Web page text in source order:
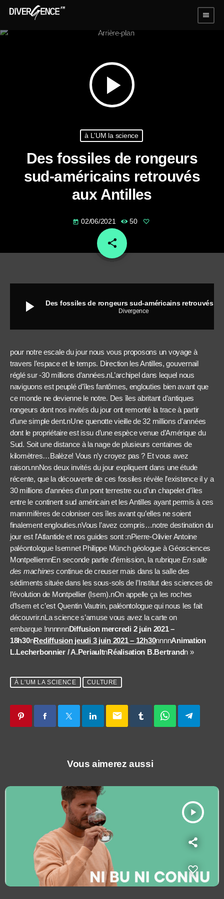
menu
play_arrow
à L'UM la science
Des fossiles de rongeurs
sud-américains retrouvés
aux Antilles
today 02/06/2021 50
share
email
play_arrow Des fossiles de rongeurs sud-américains retrouvés aux Antilles
Divergence
pour notre escale du jour nous vous proposons un voyage à
travers l’espace et le temps. Direction les Antilles, gouvernail
réglé sur -30 millions d’années.nL’archipel dans lequel nous
naviguons est peuplé d’îles fantômes, englouties bien avant que
ce monde ne devienne le notre. Des îles abritant d’antiques
rongeurs dont nos invités du jour ont remonté la trace à partir
d’une simple dent.nUne quenotte vieille de 32 millions d’années
dont le propriétaire est issu d’une espèce venue d’Amérique du
Sud. Soit une distance à la nage de plusieurs centaines de
kilomètres…Balèze! Vous n’y croyez pas ? Et vous avez
raison.nnNos deux invités du jour expliquent dans une étude
récente, que la découverte de ces fossiles révèle l’existence il y a
30 millions d’années d’un pont terrestre ou d’un chapelet d’îles
entre le continent sud américain et les Antilles ayant permis à ces
mammifères de coloniser ces îles avant qu’elles ne soient
finalement englouties.nVous l’avez compris…notre destination du
jour est l’Atlantide et nos guides sont :nPierre-Olivier Antoine
paléontologue Isemnet Philippe Münch géologue à Géosciences
MontpelliernnEn seconde partie d’émission, la rubriqueEn salle
des machines continue de creuser mais dans la salle des
sédiments située dans les sous-sols de l’Institut des sciences de
l’évolution de Montpellier (Isem).nOn appelle ça les roches
d’Isem et c’est Quentin Vautrin, paléontologue qui nous les fait
découvrir.nLa science s’amuse vous avez la carte on
embarque !nnnnnnDiffusion mercredi 2 juin 2021 –
18h30nRediffusion jeudi 3 juin 2021 – 12h30nnnnAnimation
L.Lecherbonnier / A.PeriaultnRéalisation B.Bertrandn »
À L'UM LA SCIENCE CULTURE
email
Vous aimerez aussi
play_arrow